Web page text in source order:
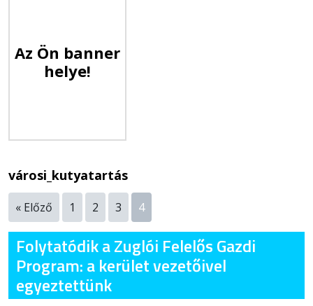
Az Ön banner
helye!
városi_kutyatartás
« Előző 1 2 3 4
Folytatódik a Zuglói Felelős Gazdi
Program: a kerület vezetőivel
egyeztettünk